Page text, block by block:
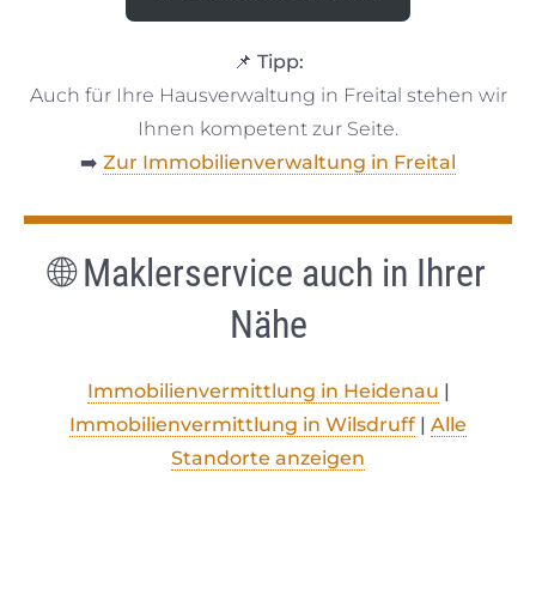
📌 Tipp:
Auch für Ihre Hausverwaltung in Freital stehen wir
Ihnen kompetent zur Seite.
➡️ Zur Immobilienverwaltung in Freital
🌐Maklerservice auch in Ihrer
Nähe
Immobilienvermittlung in Heidenau |
Immobilienvermittlung in Wilsdruff | Alle
Standorte anzeigen